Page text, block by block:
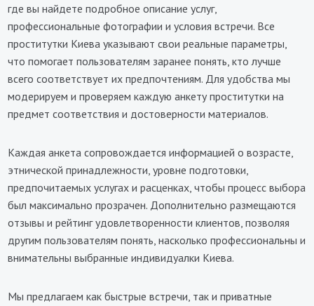
где вы найдете подробное описание услуг,
профессиональные фотографии и условия встречи. Все
проститутки Киева указывают свои реальные параметры,
что помогает пользователям заранее понять, кто лучше
всего соответствует их предпочтениям. Для удобства мы
модерируем и проверяем каждую анкету проститутки на
предмет соответствия и достоверности материалов.
Каждая анкета сопровождается информацией о возрасте,
этнической принадлежности, уровне подготовки,
предпочитаемых услугах и расценках, чтобы процесс выбора
был максимально прозрачен. Дополнительно размещаются
отзывы и рейтинг удовлетворенности клиентов, позволяя
другим пользователям понять, насколько профессиональны и
внимательны выбранные индивидуалки Киева.
Мы предлагаем как быстрые встречи, так и приватные